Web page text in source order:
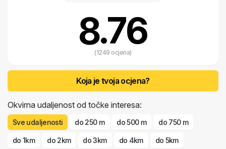
8.76
(1249 ocjena)
Koja je tvoja ocjena?
Okvirna udaljenost od točke interesa:
Sve udaljenosti do 250 m do 500 m do 750 m
do 1km do 2km do 3km do 4km do 5km